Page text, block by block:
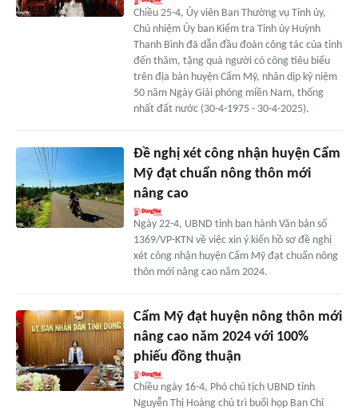
Chiều 25-4, Ủy viên Ban Thường vụ Tỉnh ủy,
Chủ nhiệm Ủy ban Kiểm tra Tỉnh ủy Huỳnh
Thanh Bình đã dẫn đầu đoàn công tác của tỉnh
đến thăm, tặng quà người có công tiêu biểu
trên địa bàn huyện Cẩm Mỹ, nhân dịp kỷ niệm
50 năm Ngày Giải phóng miền Nam, thống
nhất đất nước (30-4-1975 - 30-4-2025).
Đề nghị xét công nhận huyện Cẩm
Mỹ đạt chuẩn nông thôn mới
nâng cao
Ngày 22-4, UBND tỉnh ban hành Văn bản số
1369/VP-KTN về việc xin ý kiến hồ sơ đề nghị
xét công nhận huyện Cẩm Mỹ đạt chuẩn nông
thôn mới nâng cao năm 2024.
Cẩm Mỹ đạt huyện nông thôn mới
nâng cao năm 2024 với 100%
phiếu đồng thuận
Chiều ngày 16-4, Phó chủ tịch UBND tỉnh
Nguyễn Thị Hoàng chủ trì buổi họp Ban Chỉ